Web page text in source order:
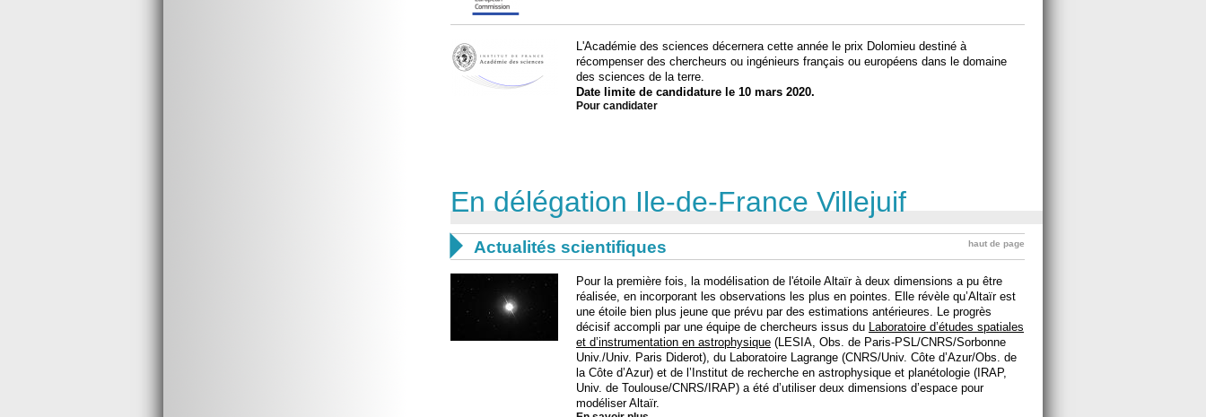
L'Académie des sciences décernera cette année le prix Dolomieu destiné à
récompenser des chercheurs ou ingénieurs français ou européens dans le domaine
des sciences de la terre.
Date limite de candidature le 10 mars 2020.
Pour candidater
En délégation Ile-de-France Villejuif
 Actualités scientifiques haut de page
Pour la première fois, la modélisation de l'étoile Altaïr à deux dimensions a pu être
réalisée, en incorporant les observations les plus en pointes. Elle révèle qu’Altaïr est
une étoile bien plus jeune que prévu par des estimations antérieures. Le progrès
décisif accompli par une équipe de chercheurs issus du Laboratoire d’études spatiales
et d’instrumentation en astrophysique (LESIA, Obs. de Paris-PSL/CNRS/Sorbonne
Univ./Univ. Paris Diderot), du Laboratoire Lagrange (CNRS/Univ. Côte d’Azur/Obs. de
la Côte d’Azur) et de l’Institut de recherche en astrophysique et planétologie (IRAP,
Univ. de Toulouse/CNRS/IRAP) a été d’utiliser deux dimensions d’espace pour
modéliser Altaïr.